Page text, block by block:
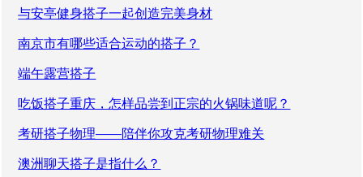
与安亭健身搭子一起创造完美身材
南京市有哪些适合运动的搭子？
端午露营搭子
吃饭搭子重庆，怎样品尝到正宗的火锅味道呢？
考研搭子物理——陪伴你攻克考研物理难关
澳洲聊天搭子是指什么？